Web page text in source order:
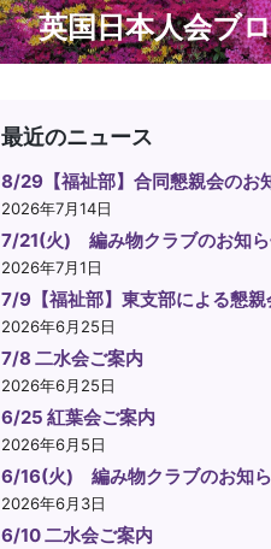
英国日本人会ブ
最近のニュース
8/29【福祉部】合同懇親会のお
2026年7月14日
7/21(火) 編み物クラブのお知
2026年7月1日
7/9【福祉部】東支部による懇親
2026年6月25日
7/8 二水会ご案内
2026年6月25日
6/25 紅葉会ご案内
2026年6月5日
6/16(火) 編み物クラブのお知
2026年6月3日
6/10 二水会ご案内